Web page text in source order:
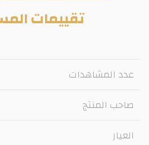
تقييمات
عدد المشاهدات
صاحب المنتج
العيار